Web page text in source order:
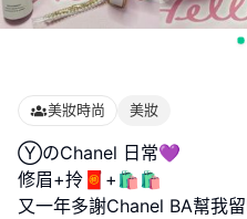
美妝時尚 美妝
ⓎのChanel 日常💜
修眉+拎🧧+🛍️🛍️
又一年多謝Chanel BA幫我